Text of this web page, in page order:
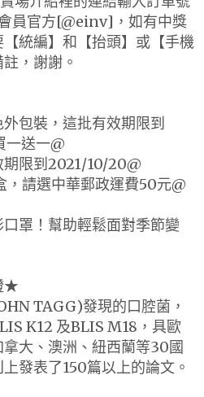
員官方[@einv]，如有中獎
統編】和【抬頭】或【手機
，謝謝。
包裝，這批有效期限到
一送一@
期限到2021/10/20@
，請選中華郵政運費50元@
罩！幫助輕鬆面對季節變
★
TAGG)發現的口腔菌，
K12 及BLIS M18，具歐
大、澳洲、紐西蘭等30國
發表了150篇以上的論文。